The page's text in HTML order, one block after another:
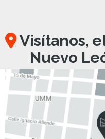
Visítanos,
Nuevo